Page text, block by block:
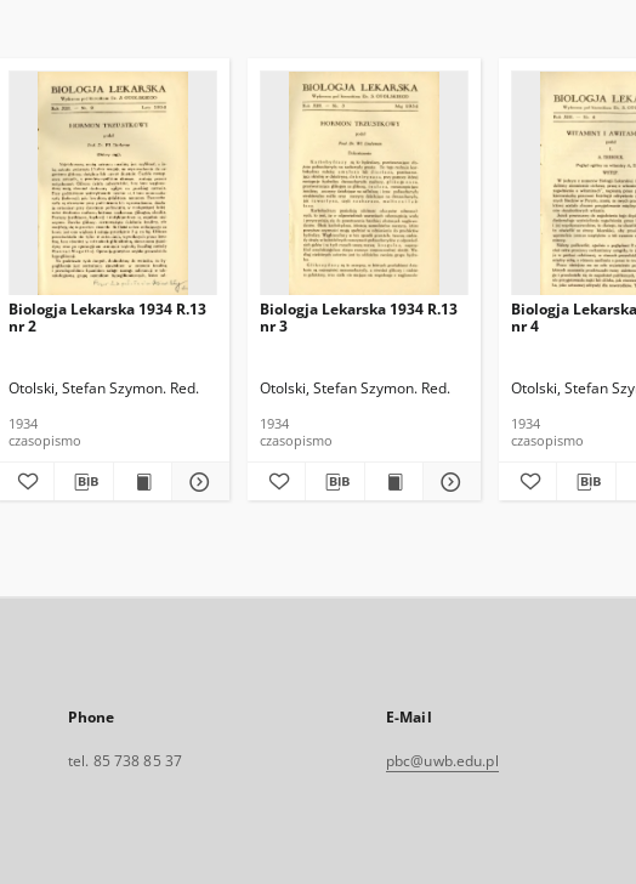
Biologja Lekarska 1934 R.13
nr 2
Otolski, Stefan Szymon. Red.
1934
czasopismo
Biologja Lekarska 1934 R.13
nr 3
Otolski, Stefan Szymon. Red.
1934
czasopismo
Biologja
nr 4
Otolski, Stefan
1934
czasopismo
Phone
tel. 85 738 85 37
E-Mail
pbc@uwb.edu.pl